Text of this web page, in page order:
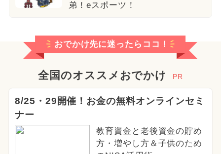
弟！eスポーツ！
おでかけ先に迷ったらココ！
全国のオススメおでかけ PR
8/25・29開催！お金の無料オンラインセミ
ナー
教育資金と老後資金の貯め
方・増やし方＆子供のため